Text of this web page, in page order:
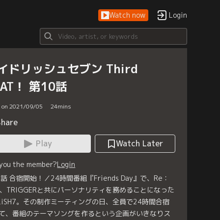
Watch now Login
ドリッシュセブン Third
！ 第10話
2021/09/05 24mins
Play
Watch Later
the member?Login
合宿開始！／24時間番組『Friends Day』で、Re：
TRIGGERと共にパーソナリティを務めることになった
。その制作ミーティングの日、全員で24時間合宿
、番組のテーマソングを作るという企画がいきなりス